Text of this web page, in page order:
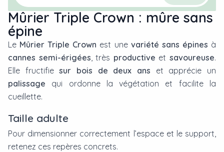
Mûrier Triple Crown : mûre sans
épine
Le Mûrier Triple Crown est une variété sans épines à
cannes semi-érigées , très productive etsavoureuse.
Elle fructifiesur bois de deux ans et apprécie un
palissage qui ordonne la végétation et facilite la
cueillette.
Taille adulte
Pour dimensionner correctement l’espace et le support,
retenez ces repères concrets.